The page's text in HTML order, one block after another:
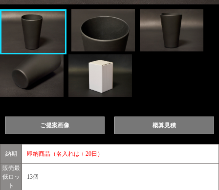
ご提案画像 概算見積
納期 即納商品（名入れは＋20日）
販売最
低ロッ
ト
13個